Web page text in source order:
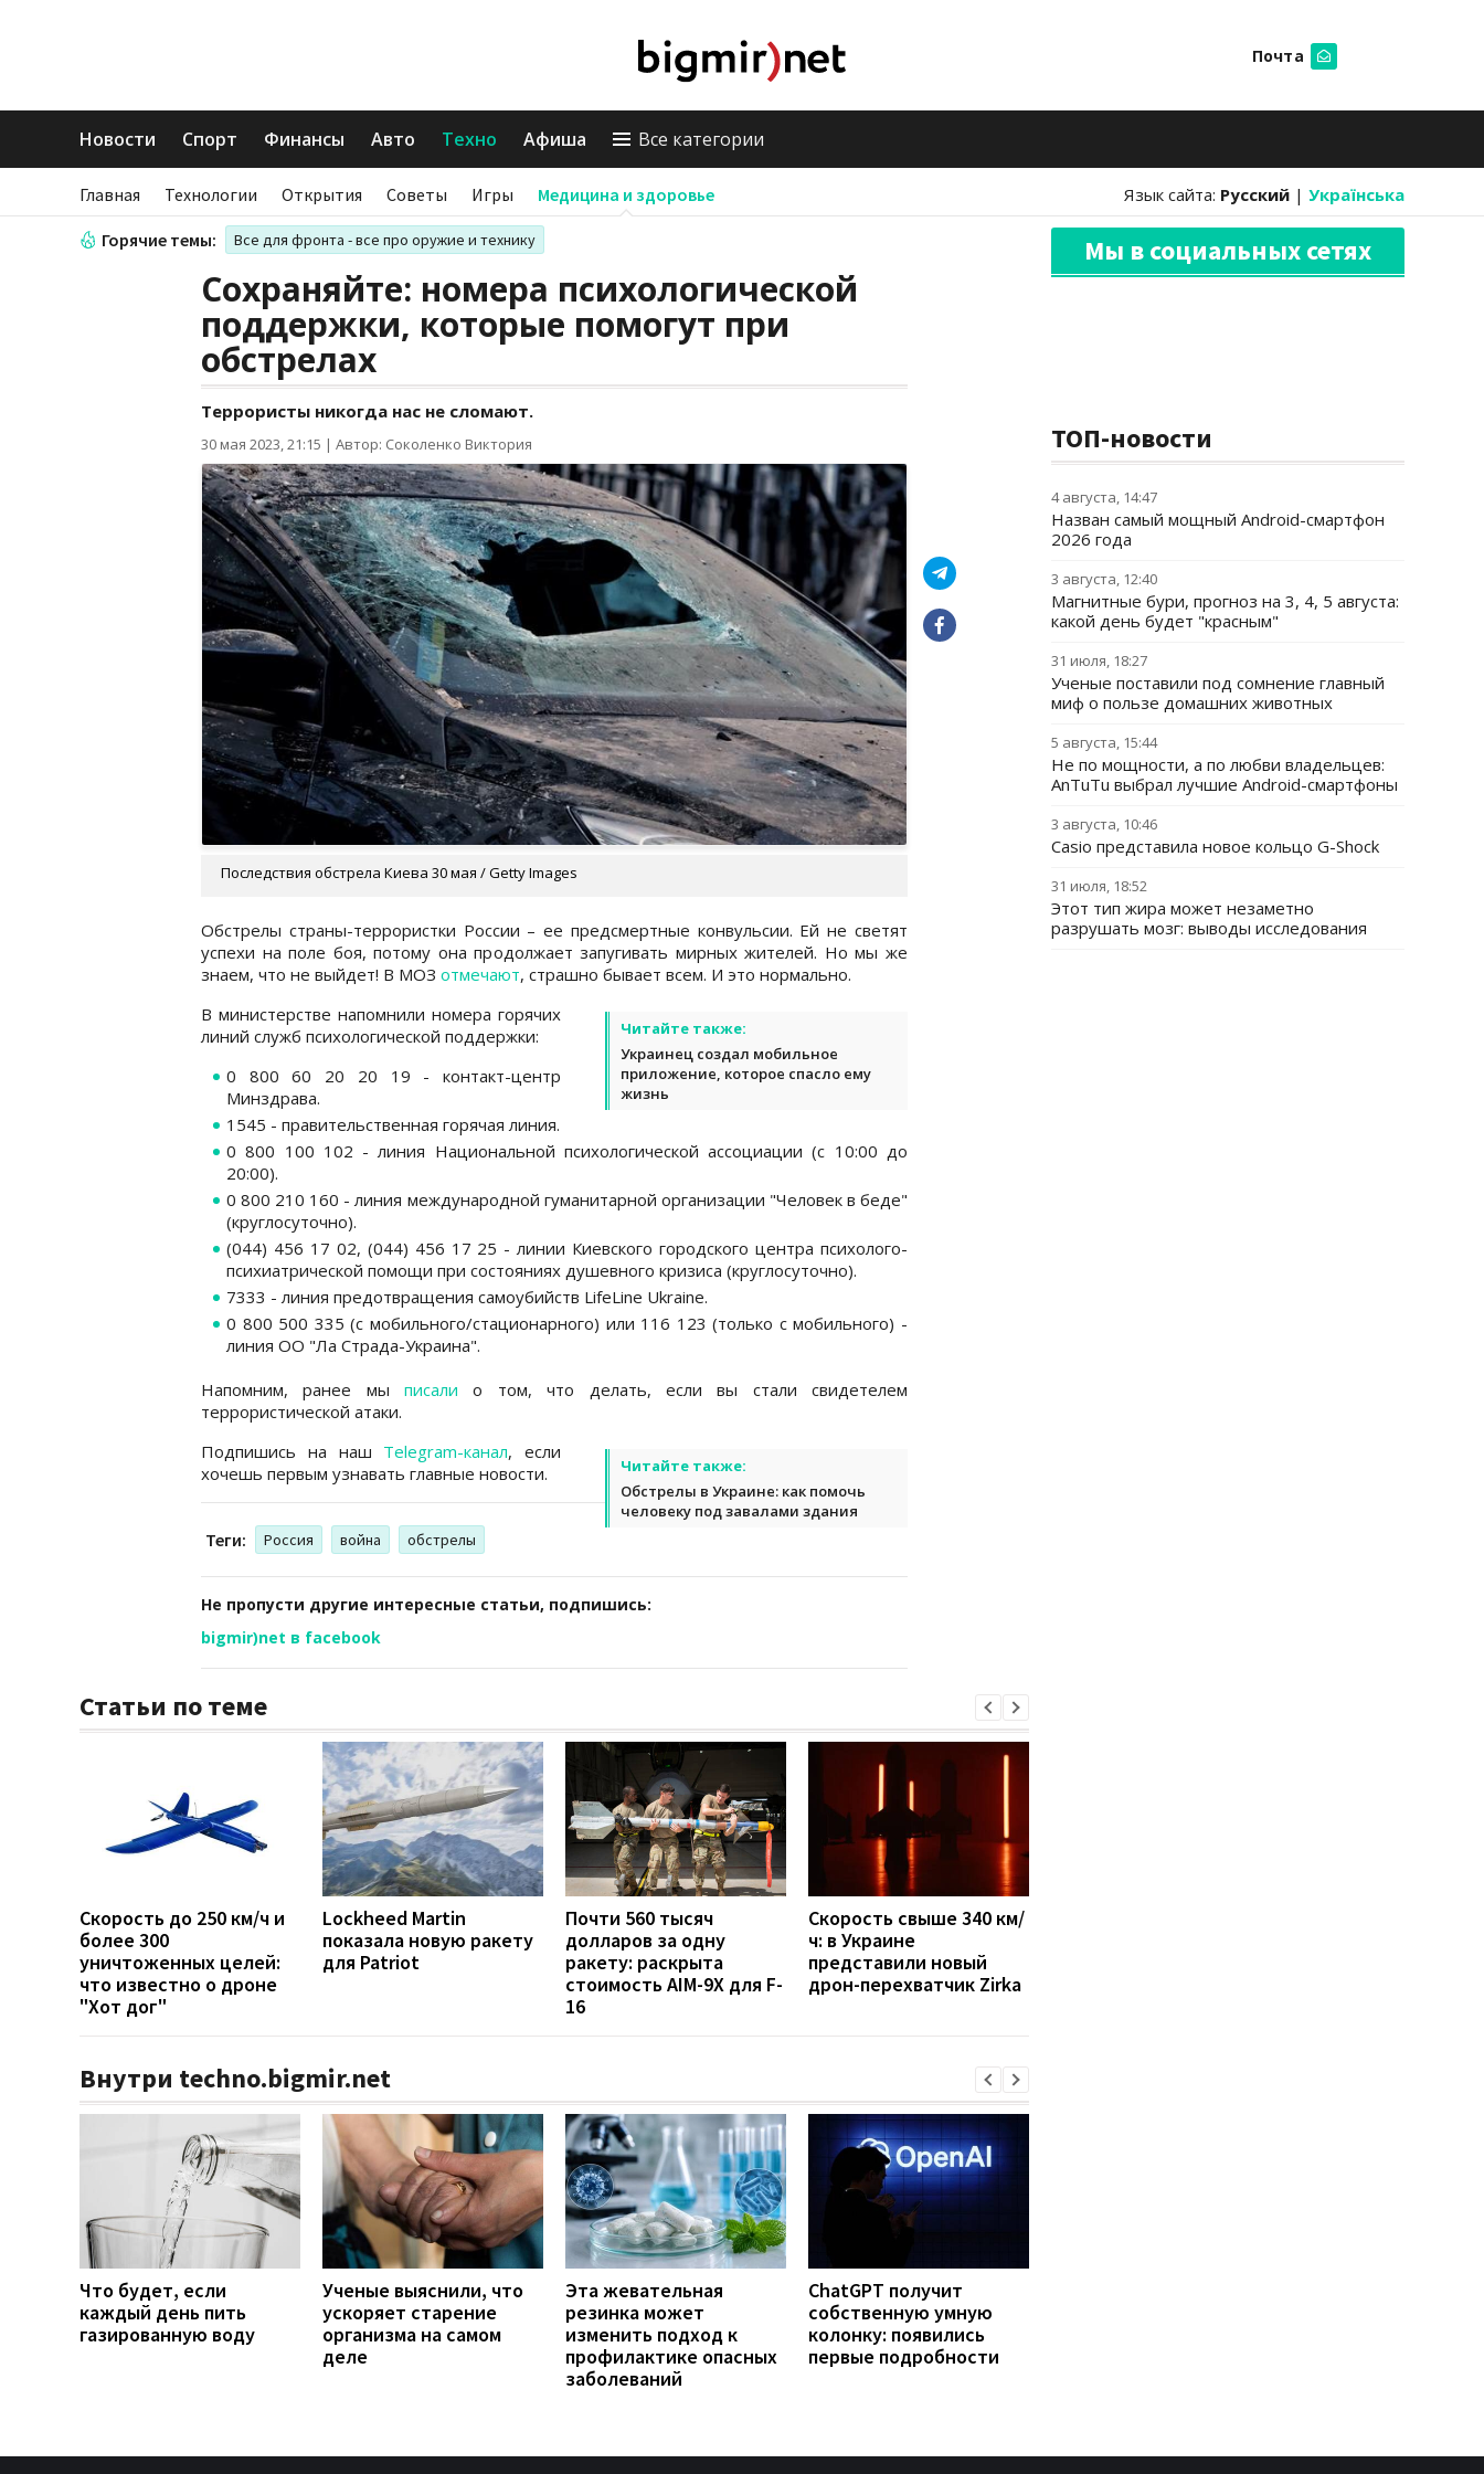
Почта
Новости Спорт Финансы Авто Техно Афиша Все категории
Главная Технологии Открытия Советы Игры Медицина и здоровье Язык сайта: Русский | Українська
Горячие темы: Все для фронта - все про оружие и технику
Сохраняйте: номера психологической
поддержки, которые помогут при
обстрелах
Террористы никогда нас не сломают.
30 мая 2023, 21:15 | Автор: Соколенко Виктория
Последствия обстрела Киева 30 мая / Getty Images
Обстрелы страны-террористки России – ее предсмертные конвульсии. Ей не светят
успехи на поле боя, потому она продолжает запугивать мирных жителей. Но мы же
знаем, что не выйдет! В МОЗ отмечают, страшно бывает всем. И это нормально.
Читайте также:
Украинец создал мобильное
приложение, которое спасло ему
жизнь
В министерстве напомнили номера горячих
линий служб психологической поддержки:
0 800 60 20 20 19 - контакт-центр
Минздрава.
1545 - правительственная горячая линия.
0 800 100 102 - линия Национальной психологической ассоциации (с 10:00 до
20:00).
0 800 210 160 - линия международной гуманитарной организации "Человек в беде"
(круглосуточно).
(044) 456 17 02, (044) 456 17 25 - линии Киевского городского центра психолого-
психиатрической помощи при состояниях душевного кризиса (круглосуточно).
7333 - линия предотвращения самоубийств LifeLine Ukraine.
0 800 500 335 (с мобильного/стационарного) или 116 123 (только с мобильного) -
линия ОО "Ла Страда-Украина".
Напомним, ранее мыписали о том, что делать, если вы стали свидетелем
террористической атаки.
Читайте также:
Обстрелы в Украине: как помочь
человеку под завалами здания
Подпишись на наш Telegram-канал, если
хочешь первым узнавать главные новости.
Теги: Россия война обстрелы
Не пропусти другие интересные статьи, подпишись:
bigmir)net в facebook
Статьи по теме
Скорость до 250 км/ч и
более 300
уничтоженных целей:
что известно о дроне
"Хот дог"
Lockheed Martin
показала новую ракету
для Patriot
Почти 560 тысяч
долларов за одну
ракету: раскрыта
стоимость AIM-9X для F-
16
Скорость свыше 340 км/
ч: в Украине
представили новый
дрон-перехватчик Zirka
Внутри techno.bigmir.net
Что будет, если
каждый день пить
газированную воду
Ученые выяснили, что
ускоряет старение
организма на самом
деле
Эта жевательная
резинка может
изменить подход к
профилактике опасных
заболеваний
ChatGPT получит
собственную умную
колонку: появились
первые подробности
Мы в социальных сетях
ТОП-новости
4 августа, 14:47
Назван самый мощный Android-смартфон
2026 года
3 августа, 12:40
Магнитные бури, прогноз на 3, 4, 5 августа:
какой день будет "красным"
31 июля, 18:27
Ученые поставили под сомнение главный
миф о пользе домашних животных
5 августа, 15:44
Не по мощности, а по любви владельцев:
AnTuTu выбрал лучшие Android-смартфоны
3 августа, 10:46
Casio представила новое кольцо G-Shock
31 июля, 18:52
Этот тип жира может незаметно
разрушать мозг: выводы исследования